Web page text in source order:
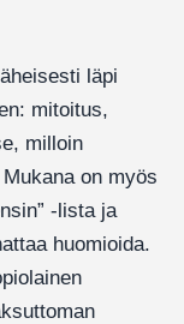
läpi
mitoitus,
milloin
on myös
-lista ja
huomioida.